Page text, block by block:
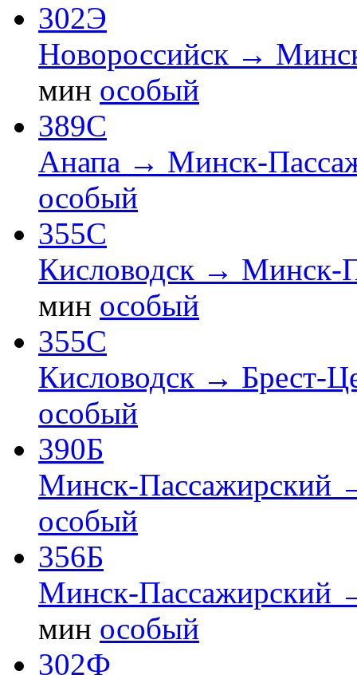
302Э
Новороссийск →
мин особый
389С
Анапа → Минск-
особый
355С
Кисловодск → Минск-
мин особый
355С
Кисловодск → Брест-
особый
390Б
Минск-Пассажирский
особый
356Б
Минск-Пассажирский
мин особый
302Ф